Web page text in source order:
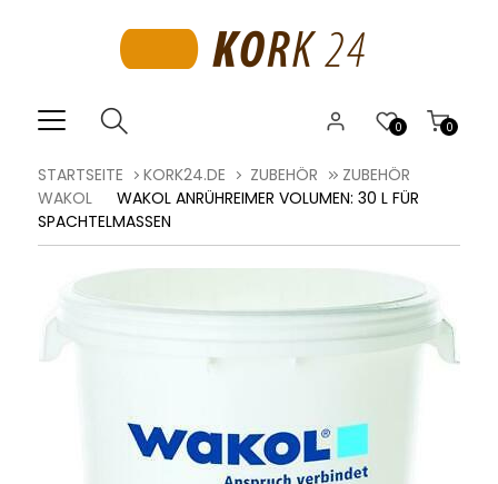
0
0
STARTSEITE KORK24.DE ZUBEHÖR
ZUBEHÖR
WAKOL
WAKOL ANRÜHREIMER VOLUMEN: 30 L FÜR
SPACHTELMASSEN